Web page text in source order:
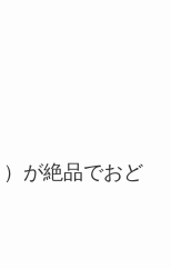
が絶品でおど